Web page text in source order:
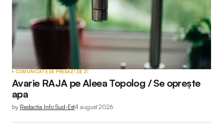
COMUNICATE DE PRESĂZI DE ZI
Avarie RAJA pe Aleea Topolog / Se oprește
apa
by Redactia Info Sud-Est4 august 2026